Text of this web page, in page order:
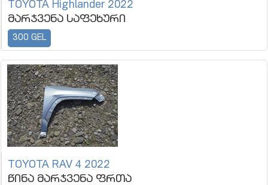
TOYOTA Highlander 2022
მარჯვენა საფეხური
300 GEL
TOYOTA RAV 4 2022
წინა მარჯვენა ფრთა